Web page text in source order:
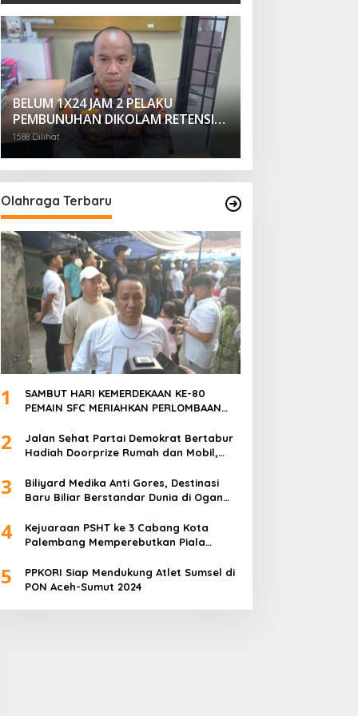
BELUM 1X24 JAM 2 PELAKU
PEMBUNUHAN DIKOLAM RETENSI
BELAKANG DPRD KOTA
PALEMBANG TELAH DIRINGKUS
ANGGOTA POLSEK SU 1
PALEMBANG.
1588 Dilihat
Olahraga Terbaru
1
SAMBUT HARI KEMERDEKAAN KE-80
PEMAIN SFC MERIAHKAN PERLOMBAAN
2
Jalan Sehat Partai Demokrat Bertabur
Hadiah Doorprize Rumah dan Mobil,
3
Biliyard Medika Anti Gores, Destinasi
Baru Biliar Berstandar Dunia di Ogan
4
Kejuaraan PSHT ke 3 Cabang Kota
Palembang Memperebutkan Piala
5
PPKORI Siap Mendukung Atlet Sumsel di
PON Aceh-Sumut 2024